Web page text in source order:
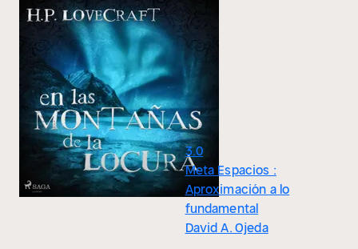
3.0
Meta Espacios :
Aproximación a lo
fundamental
David A. Ojeda